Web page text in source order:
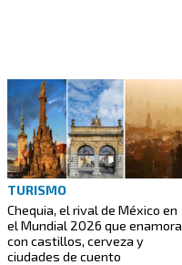
TURISMO
Chequia, el rival de México en
el Mundial 2026 que enamora
con castillos, cerveza y
ciudades de cuento